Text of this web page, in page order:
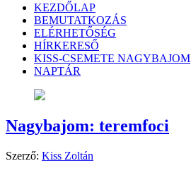
KEZDŐLAP
BEMUTATKOZÁS
ELÉRHETŐSÉG
HÍRKERESŐ
KISS-CSEMETE NAGYBAJOM
NAPTÁR
Nagybajom: teremfoci
Szerző: Kiss Zoltán